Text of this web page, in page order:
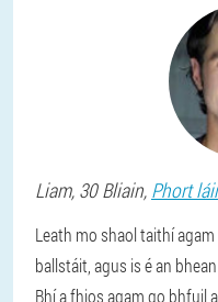
Liam, 30 Bliain, Phort
Leath mo shaol taithí
ballstáit, agus is é an
Bhí a fhios agam go bhfuil